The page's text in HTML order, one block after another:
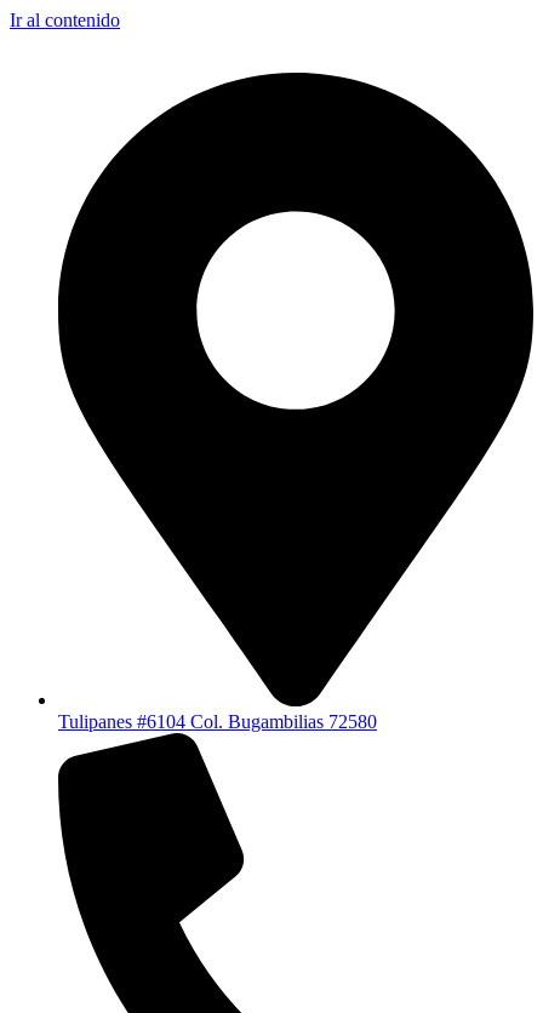
Ir al contenido
Tulipanes #6104 Col. Bugambilias 72580